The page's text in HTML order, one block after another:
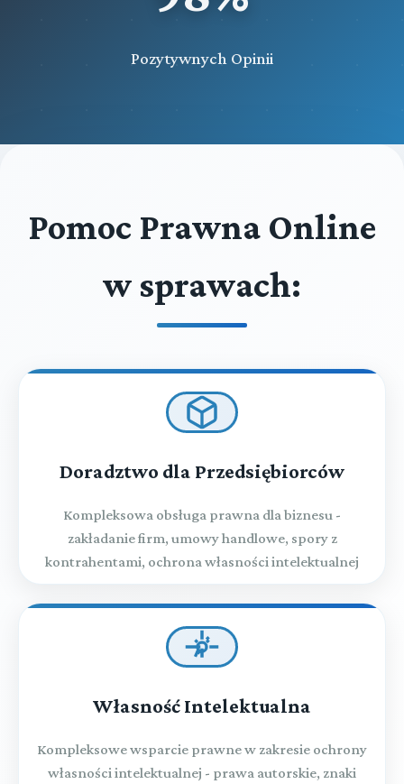
Pozytywnych Opinii
Pomoc Prawna Online
w sprawach:
Doradztwo dla Przedsiębiorców
Kompleksowa obsługa prawna dla biznesu -
zakładanie firm, umowy handlowe, spory z
kontrahentami, ochrona własności intelektualnej
Własność Intelektualna
Kompleksowe wsparcie prawne w zakresie ochrony
własności intelektualnej - prawa autorskie, znaki